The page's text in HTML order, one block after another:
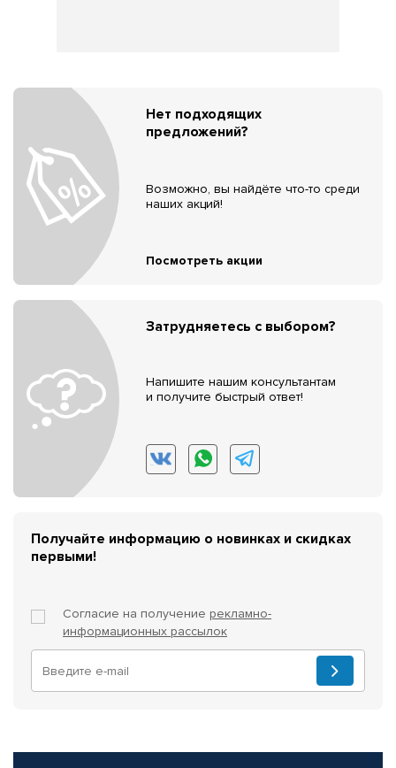
Нет подходящих
предложений?
Возможно, вы найдёте что-то среди
наших акций!
Посмотреть акции
Затрудняетесь с выбором?
Напишите нашим консультантам
и получите быстрый ответ!
Получайте информацию о новинках и скидках
первыми!
Согласие на получение рекламно-
информационных рассылок